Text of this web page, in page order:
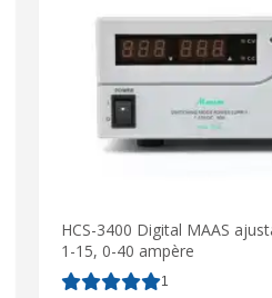
HCS-3400 Digital MAAS
1-15, 0-40 ampère
1